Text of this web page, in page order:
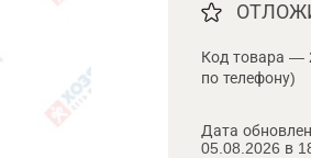
Код товара —
по телефону)
Дата
05.08.2026 в